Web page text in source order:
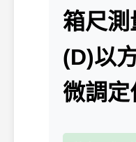
箱尺測
(D)以
微調定